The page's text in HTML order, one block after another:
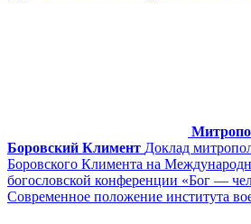
Боровский Климент Доклад
Боровского Климента на
богословской конференции «Бог —
Современное положение института